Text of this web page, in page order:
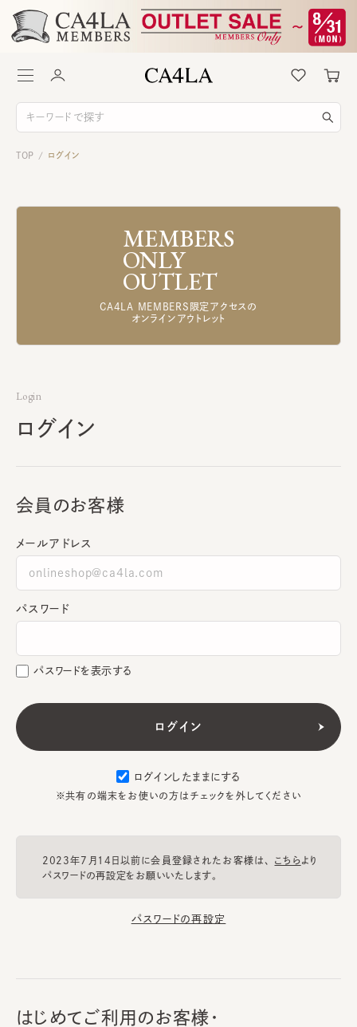
TOP / ログイン
MEMBERS
ONLY
OUTLET
CA4LA MEMBERS限定アクセスの
オンラインアウトレット
Login
ログイン
会員のお客様
メールアドレス
パスワード
パスワードを表示する
ログインしたままにする
※共有の端末をお使いの方はチェックを外してください
2023年7月14日以前に会員登録されたお客様は、 こちらより
パスワードの再設定をお願いいたします。
パスワードの再設定
はじめてご利用のお客様・